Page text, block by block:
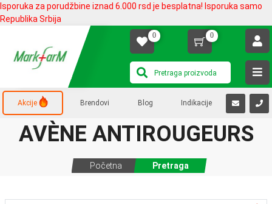
Isporuka za porudžbine iznad 6.000 rsd je besplatna! Isporuka samo
Republika Srbija
0 0
Akcije Brendovi Blog Indikacije
AVÈNE ANTIROUGEURS
Početna Pretraga